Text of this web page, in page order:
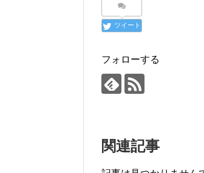
ツイート
フォローする
関連記事